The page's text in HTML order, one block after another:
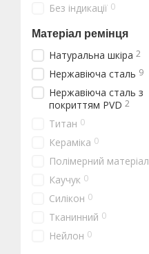
Без індикації 0
Матеріал ремінця
Натуральна шкіра 2
Нержавіюча сталь 9
Нержавіюча сталь з
покриттям PVD 2
Титан 0
Кераміка 0
Полімерний матеріал
Каучук 0
Силікон 0
Тканинний 0
Нейлон 0